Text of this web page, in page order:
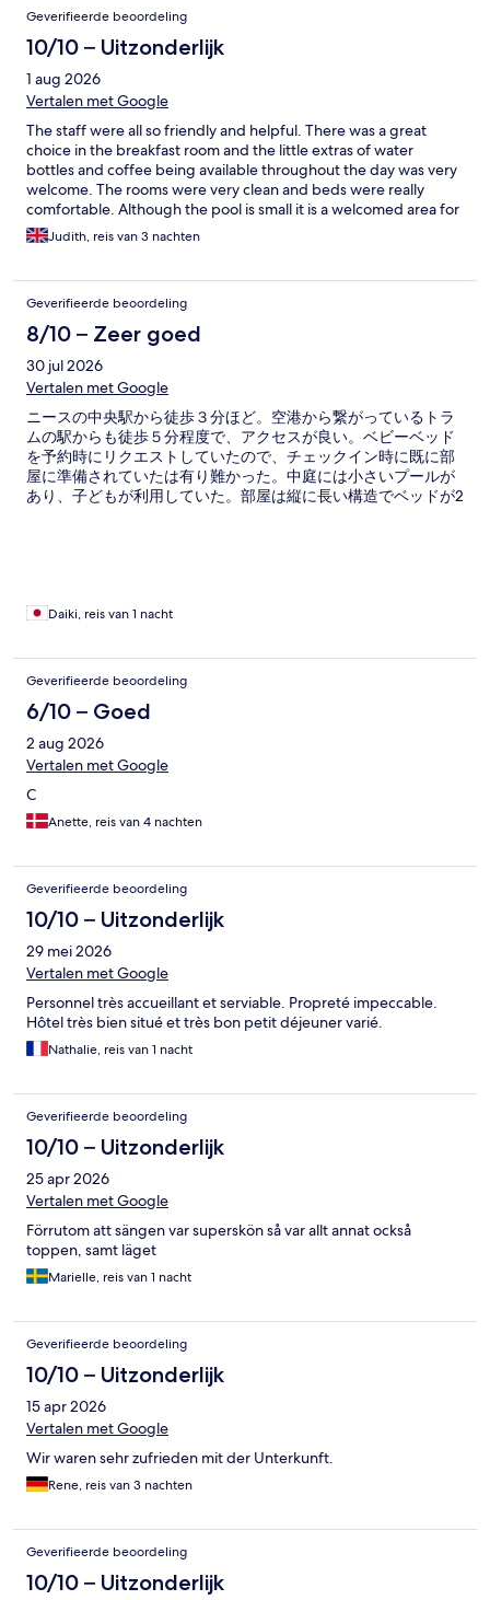
Geverifieerde beoordeling
10/10 – Uitzonderlijk
1 aug 2026
Vertalen met Google
The staff were all so friendly and helpful. There was a great
choice in the breakfast room and the little extras of water
bottles and coffee being available throughout the day was very
welcome. The rooms were very clean and beds were really
comfortable. Although the pool is small it is a welcomed area for
relaxing and cooling down. All in all we had a great stay and will
be back.
Judith, reis van 3 nachten
Geverifieerde beoordeling
8/10 – Zeer goed
30 jul 2026
Vertalen met Google
ニースの中央駅から徒歩３分ほど。空港から繋がっているトラ
ムの駅からも徒歩５分程度で、アクセスが良い。ベビーベッド
を予約時にリクエストしていたので、チェックイン時に既に部
屋に準備されていたは有り難かった。中庭には小さいプールが
あり、子どもが利用していた。部屋は縦に長い構造でベッドが2
Daiki, reis van 1 nacht
Geverifieerde beoordeling
6/10 – Goed
2 aug 2026
Vertalen met Google
C
Anette, reis van 4 nachten
Geverifieerde beoordeling
10/10 – Uitzonderlijk
29 mei 2026
Vertalen met Google
Personnel très accueillant et serviable. Propreté impeccable.
Hôtel très bien situé et très bon petit déjeuner varié.
Nathalie, reis van 1 nacht
Geverifieerde beoordeling
10/10 – Uitzonderlijk
25 apr 2026
Vertalen met Google
Förrutom att sängen var superskön så var allt annat också
toppen, samt läget
Marielle, reis van 1 nacht
Geverifieerde beoordeling
10/10 – Uitzonderlijk
15 apr 2026
Vertalen met Google
Wir waren sehr zufrieden mit der Unterkunft.
Rene, reis van 3 nachten
Geverifieerde beoordeling
10/10 – Uitzonderlijk